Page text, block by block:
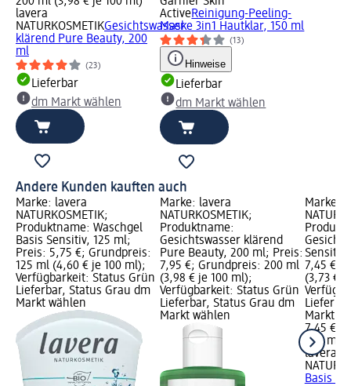
lavera
NATURKOSMETIKGesichtswasser
klärend Pure Beauty, 200
ml
(23)
Lieferbar
dm Markt wählen
ActiveReinigung-Peeling-
Maske 3in1 Hautklar, 150 ml
(13)
Hinweise
Lieferbar
dm Markt wählen
Andere Kunden kauften auch
Marke: lavera
NATURKOSMETIK;
Produktname: Waschgel
Basis Sensitiv, 125 ml;
Preis: 5,75 €; Grundpreis:
125 ml (4,60 € je 100 ml);
Verfügbarkeit: Status Grün
Lieferbar, Status Grau dm
Markt wählen
Marke: lavera
NATURKOSMETIK;
Produktname:
Gesichtswasser klärend
Pure Beauty, 200 ml; Preis:
7,95 €; Grundpreis: 200 ml
(3,98 € je 100 ml);
Verfügbarkeit: Status Grün
Lieferbar, Status Grau dm
Markt wählen
Marke:
7,45 €;
(3,73 €
Markt
7,45 €
200 ml
lavera
Basis